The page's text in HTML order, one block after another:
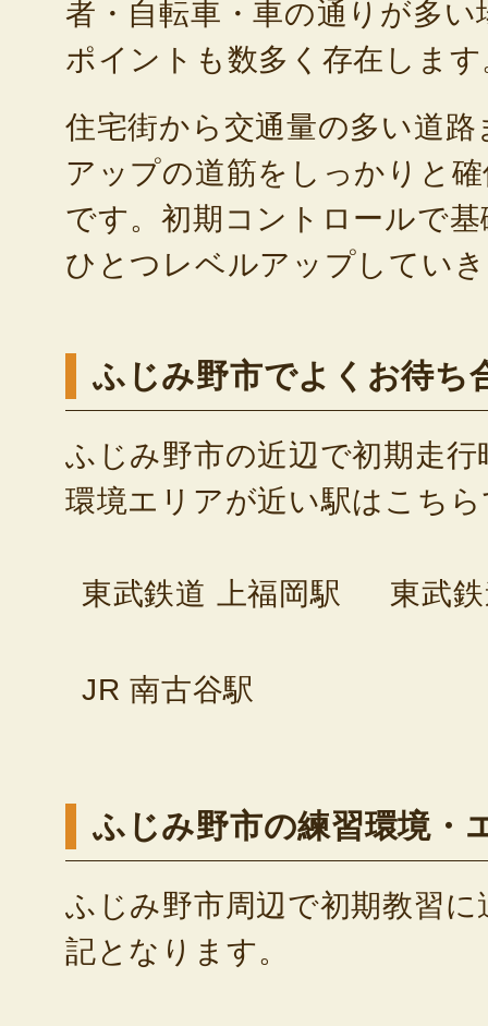
者・自転車・車の通りが多
ポイントも数多く存在します
住宅街から交通量の多い道
アップの道筋をしっかりと
です。初期コントロールで
ひとつレベルアップしてい
ふじみ野市でよくお待ち
ふじみ野市の近辺で初期走
環境エリアが近い駅はこち
東武鉄道 上福岡駅 東武
JR 南古谷駅
ふじみ野市の練習環境・
ふじみ野市周辺で初期教習
記となります。